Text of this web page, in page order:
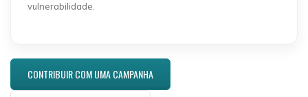
vulnerabilidade.
CONTRIBUIR COM UMA CAMPANHA